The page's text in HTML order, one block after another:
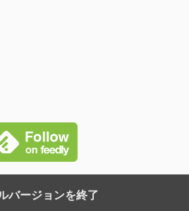
バージョンを終了